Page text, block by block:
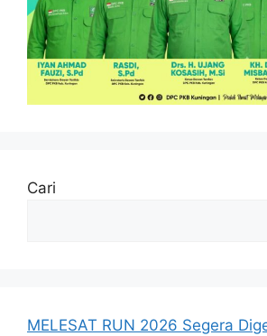
Cari
MELESAT RUN 2026 Segera